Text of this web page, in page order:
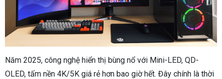
Năm 2025, công nghệ hiển thị bùng nổ với Mini-LED, QD-
OLED, tấm nền 4K/5K giá rẻ hơn bao giờ hết. Đây chính là thời